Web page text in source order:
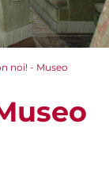
noi! - Museo